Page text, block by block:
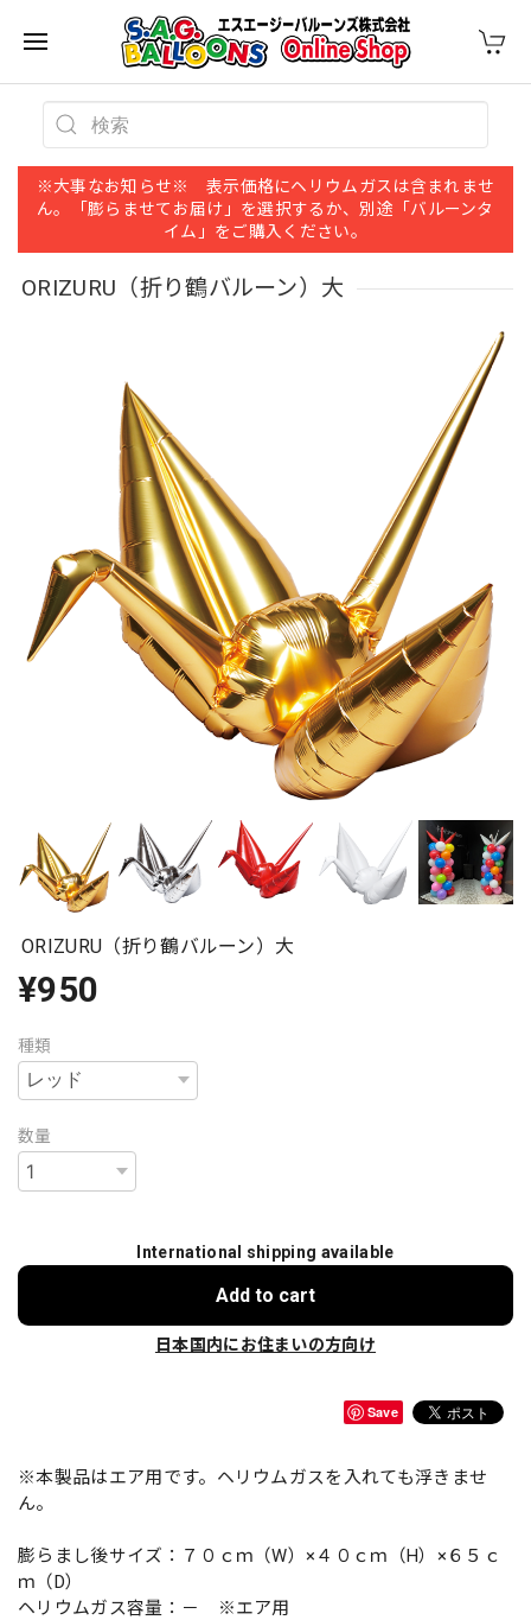
※大事なお知らせ※ 表示価格にヘリウムガスは含まれませ
ん。「膨らませてお届け」を選択するか、別途「バルーンタ
イム」をご購入ください。
ORIZURU（折り鶴バルーン）大
ORIZURU（折り鶴バルーン）大
¥950
種類
数量
International shipping available
Add to cart
日本国内にお住まいの方向け
Save
※本製品はエア用です。ヘリウムガスを入れても浮きませ
ん。
膨らまし後サイズ：７０ｃｍ（W）×４０ｃｍ（H）×６５ｃ
ｍ（D）
ヘリウムガス容量：－ ※エア用